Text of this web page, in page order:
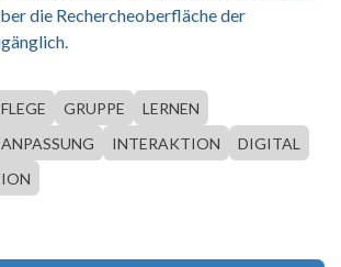
die Rechercheoberfläche der
GRUPPE
LERNEN
ANPASSUNG INTERAKTION
DIGITAL